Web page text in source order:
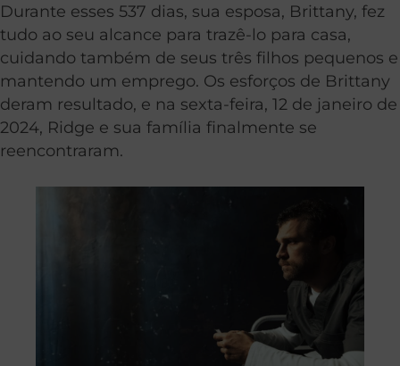
Durante esses 537 dias, sua esposa, Brittany, fez
tudo ao seu alcance para trazê-lo para casa,
cuidando também de seus três filhos pequenos e
mantendo um emprego. Os esforços de Brittany
deram resultado, e na sexta-feira, 12 de janeiro de
2024, Ridge e sua família finalmente se
reencontraram.